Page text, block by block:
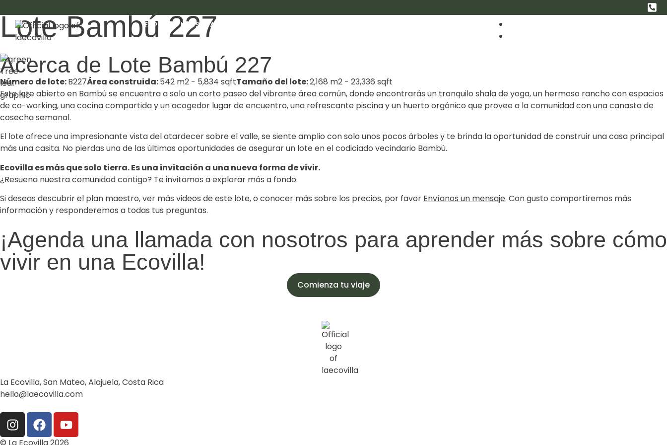
EXPLORA NUESTRAS ECOVILLAS
Lote Bambú 227
Acerca de Lote Bambú 227
Número de lote:B227Área construida:542 m2 - 5,834 sqftTamaño del lote:2,168 m2 - 23,336 sqft
Este lote abierto en Bambú se encuentra a solo un corto paseo del vibrante área común, donde encontrarás un tranquilo shala de yoga, un hermoso rancho con espacios
de co-working, una cocina compartida y un acogedor lugar de encuentro, una refrescante piscina y un huerto orgánico que provee a la comunidad con una canasta de
cosecha semanal.
El lote ofrece una impresionante vista del atardecer sobre el valle, se siente amplio con solo unos pocos árboles y te brinda la oportunidad de construir una casa principal
más una casita. No pierdas una de las últimas oportunidades de asegurar un lote en el codiciado vecindario Bambú.
Ecovilla es más que solo tierra. Es una invitación a una nueva forma de vivir.
¿Resuena nuestra comunidad contigo? Te invitamos a explorar más a fondo.
Si deseas descubrir el plan maestro, ver más videos de este lote, o conocer más sobre los precios, por favor Envíanos un mensaje. Con gusto compartiremos más
información y responderemos a todas tus preguntas.
¡Agenda una llamada con nosotros para aprender más sobre cómo
vivir en una Ecovilla!
Comienza tu viaje
La Ecovilla, San Mateo, Alajuela, Costa Rica
hello@laecovilla.com